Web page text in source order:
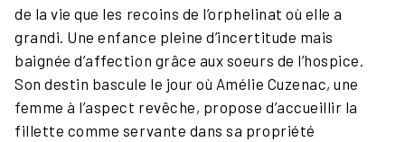
de la vie que les recoins de l’orphelinat où elle a
grandi. Une enfance pleine d’incertitude mais
baignée d’affection grâce aux soeurs de l’hospice.
Son destin bascule le jour où Amélie Cuzenac, une
femme à l’aspect revêche, propose d’accueillir la
fillette comme servante dans sa propriété